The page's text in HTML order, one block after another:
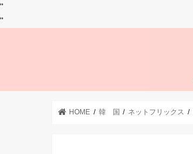
"
"
HOME 韓 国 ネットフリックス